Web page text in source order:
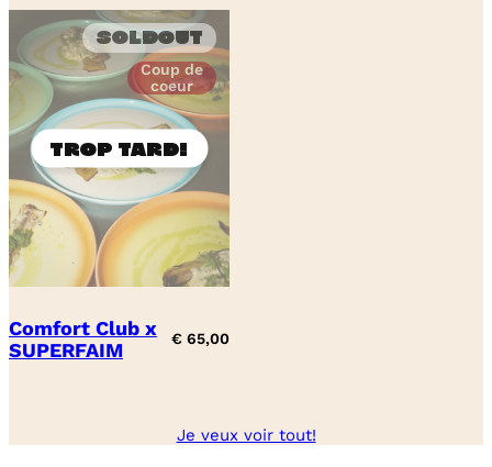
Soldout
Coup de
coeur
Comfort Club x
SUPERFAIM
€ 65,00
Je veux voir tout!